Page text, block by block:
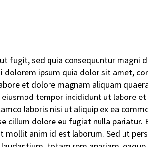
fugit, sed quia consequuntur magni
ipsum quia dolor sit amet,
et dolore magnam aliquam
tempor incididunt ut labore
laboris nisi ut aliquip ex ea
cillum dolore eu fugiat nulla pariatur.
mollit anim id est laborum. Sed ut